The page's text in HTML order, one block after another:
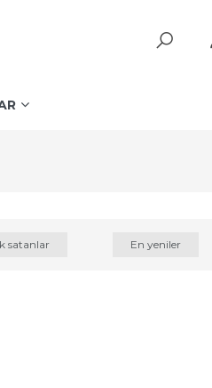
satanlar En yeniler